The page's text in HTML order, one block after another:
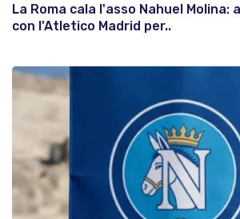
La Roma cala l'asso Nahuel Molina:
con l'Atletico Madrid per..